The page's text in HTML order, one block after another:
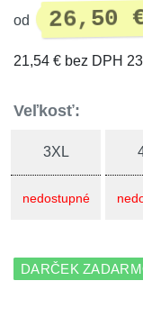
od 26,50
21,54 € bez DPH
Veľkosť:
3XL
nedostupné
DARČEK